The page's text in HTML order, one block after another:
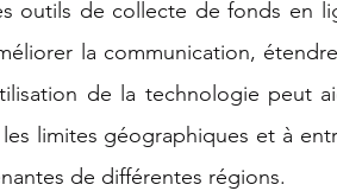
outils de collecte de fonds en
la communication,
de la technologie peut
limites géographiques et à
de différentes régions.